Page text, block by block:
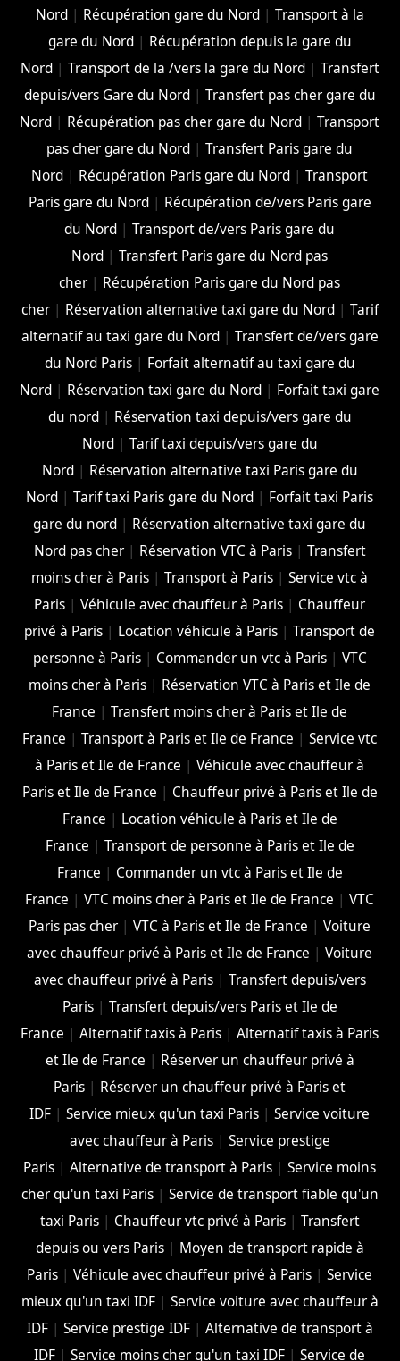
Nord| Récupération gare du Nord| Transport à la
gare du Nord| Récupération depuis la gare du
Nord| Transport de la /vers la gare du Nord| Transfert
depuis/vers Gare du Nord| Transfert pas cher gare du
Nord | Récupération pas cher gare du Nord |Transport
pas cher gare du Nord |Transfert Paris gare du
Nord | Récupération Paris gare du Nord |Transport
Paris gare du Nord| Récupération de/vers Paris gare
du Nord |Transport de/vers Paris gare du
Nord |Transfert Paris gare du Nord pas
cher | Récupération Paris gare du Nord pas
cher| Réservation alternative taxi gare du Nord| Tarif
alternatif au taxi gare du Nord| Transfert de/vers gare
du Nord Paris| Forfait alternatif au taxi gare du
Nord | Réservation taxi gare du Nord | Forfait taxi gare
du nord| Réservation taxi depuis/vers gare du
Nord| Tarif taxi depuis/vers gare du
Nord| Réservation alternative taxi Paris gare du
Nord |Tarif taxi Paris gare du Nord | Forfait taxi Paris
gare du nord | Réservation alternative taxi gare du
Nord pas cher| Réservation VTC à Paris| Transfert
moins cher à Paris |Transport à Paris |Service vtc à
Paris |Véhicule avec chauffeur à Paris | Chauffeur
privé à Paris | Location véhicule à Paris |Transport de
personne à Paris| Commander un vtc à Paris| VTC
moins cher à Paris | Réservation VTC à Paris et Ile de
France |Transfert moins cher à Paris et Ile de
France |Transport à Paris et Ile de France |Service vtc
à Paris et Ile de France |Véhicule avec chauffeur à
Paris et Ile de France | Chauffeur privé à Paris et Ile de
France | Location véhicule à Paris et Ile de
France | Transport de personne à Paris et Ile de
France | Commander un vtc à Paris et Ile de
France |VTC moins cher à Paris et Ile de France |VTC
Paris pas cher |VTC à Paris et Ile de France |Voiture
avec chauffeur privé à Paris et Ile de France |Voiture
avec chauffeur privé à Paris| Transfert depuis/vers
Paris| Transfert depuis/vers Paris et Ile de
France |Alternatif taxis à Paris |Alternatif taxis à Paris
et Ile de France | Réserver un chauffeur privé à
Paris | Réserver un chauffeur privé à Paris et
IDF |Service mieux qu'un taxi Paris |Service voiture
avec chauffeur à Paris| Service prestige
Paris |Alternative de transport à Paris |Service moins
cher qu'un taxi Paris| Service de transport fiable qu'un
taxi Paris| Chauffeur vtc privé à Paris| Transfert
depuis ou vers Paris| Moyen de transport rapide à
Paris |Véhicule avec chauffeur privé à Paris |Service
mieux qu'un taxi IDF| Service voiture avec chauffeur à
IDF| Service prestige IDF| Alternative de transport à
IDF |Service moins cher qu'un taxi IDF |Service de